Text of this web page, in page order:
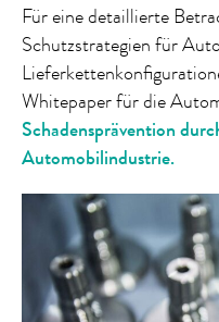
Für eine detaillierte
Schutzstrategien für
Whitepaper für die
Schadensprävention
Automobilindustrie.